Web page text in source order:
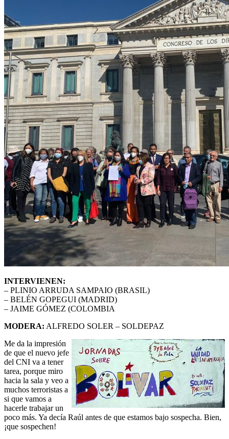
INTERVIENEN:
– PLINIO ARRUDA SAMPAIO (BRASIL)
– BELÉN GOPEGUI (MADRID)
– JAIME GÓMEZ (COLOMBIA
MODERA: ALFREDO SOLER – SOLDEPAZ
Me da la impresión
de que el nuevo jefe
del CNI va a tener
tarea, porque miro
hacia la sala y veo a
muchos terroristas a
si que vamos a
hacerle trabajar un
poco más. Ya decía Raúl antes de que estamos bajo sospecha. Bien,
¡que sospechen!